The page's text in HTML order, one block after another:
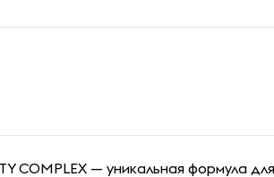
COMPLEX — уникальная формула